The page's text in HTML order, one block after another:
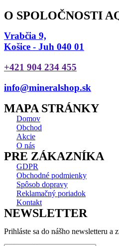
O SPOLOČNOSTI
Vrabčia 9,
Košice - Juh 040 01
+421 904 234 455
info@mineralshop.sk
MAPA STRÁNKY
Domov
Obchod
Akcie
O nás
PRE ZÁKAZNÍKA
GDPR
Obchodné podmienky
Spôsob dopravy
Reklamačný poriadok
Kontakt
NEWSLETTER
Prihláste sa do nášho newsletteru a